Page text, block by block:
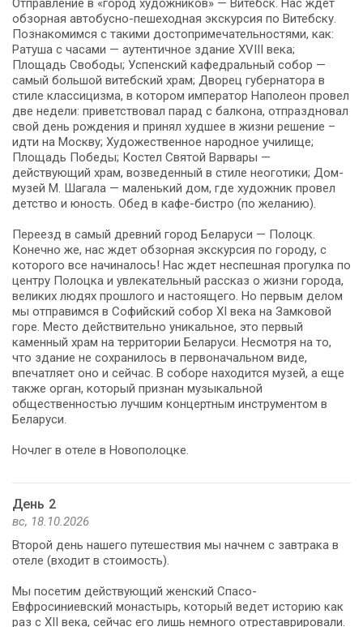
Отправление в «город художников» — Витебск. Нас ждет
обзорная автобусно-пешеходная экскурсия по Витебску.
Познакомимся с такими достопримечательностями, как:
Ратуша с часами — аутентичное здание XVIII века;
Площадь Свободы; Успенский кафедральный собор —
самый большой витебский храм; Дворец губернатора в
стиле классицизма, в котором император Наполеон провел
две недели: приветствовал парад с балкона, отпраздновал
свой день рождения и принял худшее в жизни решение –
идти на Москву; Художественное народное училище;
Площадь Победы; Костел Святой Варвары —
действующий храм, возведенный в стиле неоготики; Дом-
музей М. Шагала — маленький дом, где художник провел
детство и юность. Обед в кафе-бистро (по желанию).
Переезд в самый древний город Беларуси — Полоцк.
Конечно же, нас ждет обзорная экскурсия по городу, с
которого все начиналось! Нас ждет неспешная прогулка по
центру Полоцка и увлекательный рассказ о жизни города,
великих людях прошлого и настоящего. Но первым делом
мы отправимся в Софийский собор XI века на Замковой
горе. Место действительно уникальное, это первый
каменный храм на территории Беларуси. Несмотря на то,
что здание не сохранилось в первоначальном виде,
впечатляет оно и сейчас. В соборе находится музей, а еще
также орган, который признан музыкальной
общественностью лучшим концертным инструментом в
Беларуси.
Ночлег в отеле в Новополоцке.
День 2
вс, 18.10.2026
Второй день нашего путешествия мы начнем с завтрака в
отеле (входит в стоимость).
Мы посетим действующий женский Спасо-
Евфросиниевский монастырь, который ведет историю как
раз с XII века, сейчас его лишь немного отреставрировали.